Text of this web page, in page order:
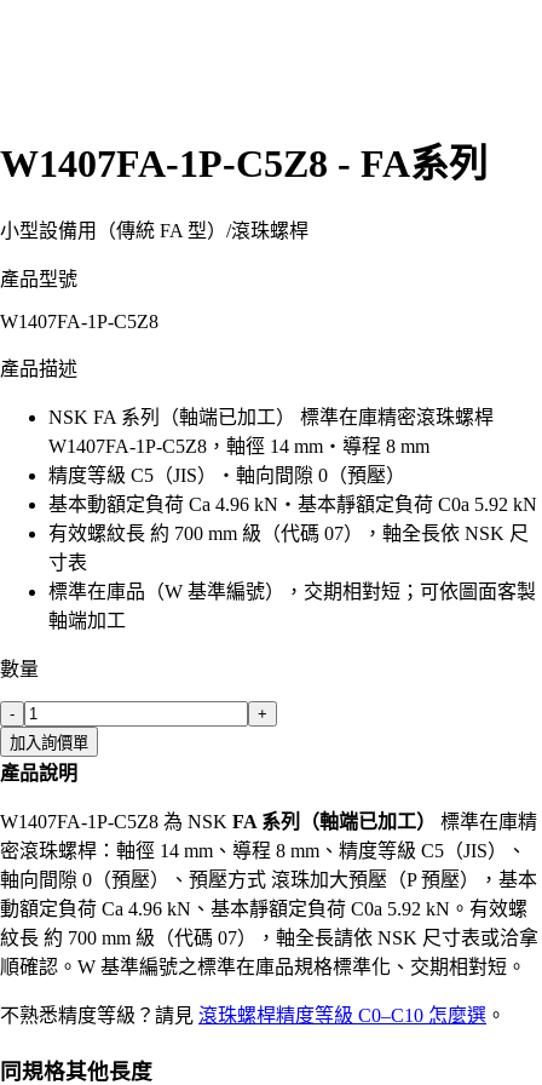
W1407FA-1P-C5Z8 - FA系列
小型設備用（傳統 FA 型） /滾珠螺桿
產品型號
W1407FA-1P-C5Z8
產品描述
NSK FA 系列（軸端已加工） 標準在庫精密滾珠螺桿
W1407FA-1P-C5Z8，軸徑 14 mm・導程 8 mm
精度等級 C5（JIS）・軸向間隙 0（預壓）
基本動額定負荷 Ca 4.96 kN・基本靜額定負荷 C0a 5.92 kN
有效螺紋長 約 700 mm 級（代碼 07），軸全長依 NSK 尺
寸表
標準在庫品（W 基準編號），交期相對短；可依圖面客製
軸端加工
數量
-
+
加入詢價單
產品說明
W1407FA-1P-C5Z8 為 NSK FA 系列（軸端已加工）
標準在庫精
密滾珠螺桿：軸徑 14 mm、導程 8 mm、精度等級 C5（JIS）、
軸向間隙 0（預壓）、預壓方式 滾珠加大預壓（P 預壓），基本
動額定負荷 Ca 4.96 kN、基本靜額定負荷 C0a 5.92 kN。有效螺
紋長 約 700 mm 級（代碼 07），軸全長請依 NSK 尺寸表或洽拿
順確認。W 基準編號之標準在庫品規格標準化、交期相對短。
不熟悉精度等級？請見 滾珠螺桿精度等級 C0–C10 怎麼選 。
同規格其他長度